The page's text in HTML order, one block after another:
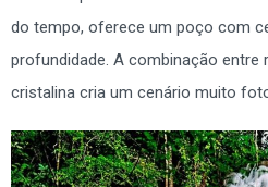
do tempo, oferece um poço com
profundidade. A combinação entre
cristalina cria um cenário muito